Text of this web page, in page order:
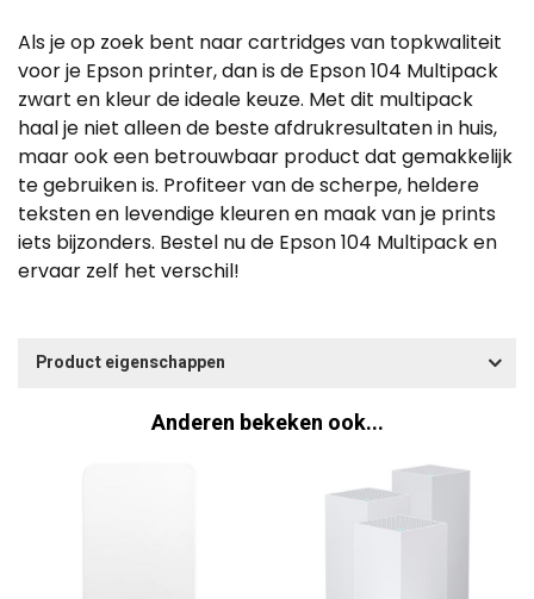
Als je op zoek bent naar cartridges van topkwaliteit
voor je Epson printer, dan is de Epson 104 Multipack
zwart en kleur de ideale keuze. Met dit multipack
haal je niet alleen de beste afdrukresultaten in huis,
maar ook een betrouwbaar product dat gemakkelijk
te gebruiken is. Profiteer van de scherpe, heldere
teksten en levendige kleuren en maak van je prints
iets bijzonders. Bestel nu de Epson 104 Multipack en
ervaar zelf het verschil!
Product eigenschappen
Anderen bekeken ook...